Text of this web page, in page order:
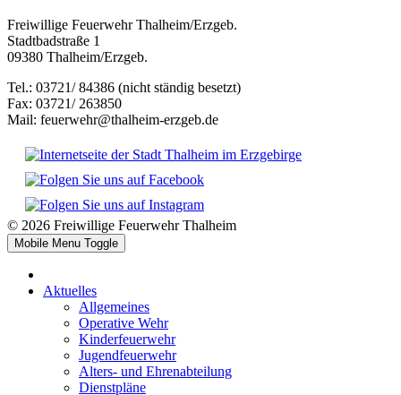
Freiwillige Feuerwehr Thalheim/Erzgeb.
Stadtbadstraße 1
09380 Thalheim/Erzgeb.
Tel.: 03721/ 84386 (nicht ständig besetzt)
Fax: 03721/ 263850
Mail: feuerwehr@thalheim-erzgeb.de
© 2026 Freiwillige Feuerwehr Thalheim
Mobile Menu Toggle
Aktuelles
Allgemeines
Operative Wehr
Kinderfeuerwehr
Jugendfeuerwehr
Alters- und Ehrenabteilung
Dienstpläne